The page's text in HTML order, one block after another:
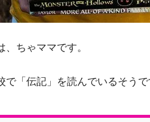
、ちゃママです。
で「伝記」を読んでいるそう